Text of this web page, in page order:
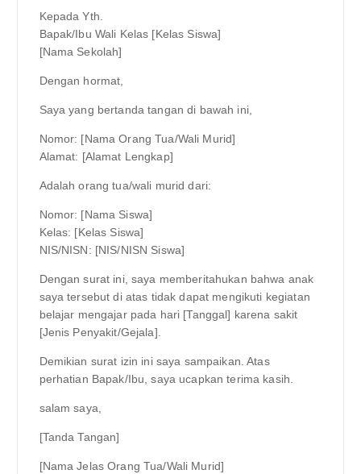
Kepada Yth.
Bapak/Ibu Wali Kelas [Kelas Siswa]
[Nama Sekolah]
Dengan hormat,
Saya yang bertanda tangan di bawah ini,
Nomor: [Nama Orang Tua/Wali Murid]
Alamat: [Alamat Lengkap]
Adalah orang tua/wali murid dari:
Nomor: [Nama Siswa]
Kelas: [Kelas Siswa]
NIS/NISN: [NIS/NISN Siswa]
Dengan surat ini, saya memberitahukan bahwa anak
saya tersebut di atas tidak dapat mengikuti kegiatan
belajar mengajar pada hari [Tanggal] karena sakit
[Jenis Penyakit/Gejala].
Demikian surat izin ini saya sampaikan. Atas
perhatian Bapak/Ibu, saya ucapkan terima kasih.
salam saya,
[Tanda Tangan]
[Nama Jelas Orang Tua/Wali Murid]